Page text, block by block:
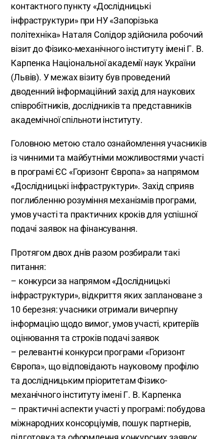
контактного пункту «Дослідницькі
інфраструктури» при НУ «Запорізька
політехніка» Наталя Солідор здійснила робочий
візит до Фізико-механічного інституту імені Г. В.
Карпенка Національної академії наук України
(Львів). У межах візиту був проведений
дводенний інформаційний захід для наукових
співробітників, дослідників та представників
академічної спільноти інституту.
Головною метою стало ознайомлення учасників
із чинними та майбутніми можливостями участі
в програмі ЄС «Горизонт Європа» за напрямом
«Дослідницькі інфраструктури». Захід сприяв
поглибленню розуміння механізмів програми,
умов участі та практичних кроків для успішної
подачі заявок на фінансування.
Протягом двох днів разом розбирали такі
питання:
– конкурси за напрямом «Дослідницькі
інфраструктури», відкриття яких заплановане з
10 березня: учасники отримали вичерпну
інформацію щодо вимог, умов участі, критеріїв
оцінювання та строків подачі заявок
– релевантні конкурси програми «Горизонт
Європа», що відповідають науковому профілю
та дослідницьким пріоритетам Фізико-
механічного інституту імені Г. В. Карпенка
– практичні аспекти участі у програмі: побудова
міжнародних консорціумів, пошук партнерів,